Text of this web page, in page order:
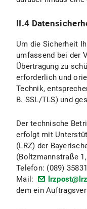
II.5.4
III. Datenverarbeitung im Rahmen
III.2
III.3
III.4
II.4
Um die Sicherheit
umfassend bei der
Übertragung zu
erforderlich und
Technik,
B. SSL/TLS) und
Der technische
erfolgt mit
(LRZ) der
(Boltzmannstraße
Telefon: (089)
Mail:
dem ein